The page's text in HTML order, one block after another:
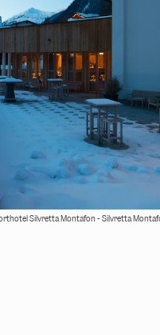
Silvretta Montafon - Silvretta